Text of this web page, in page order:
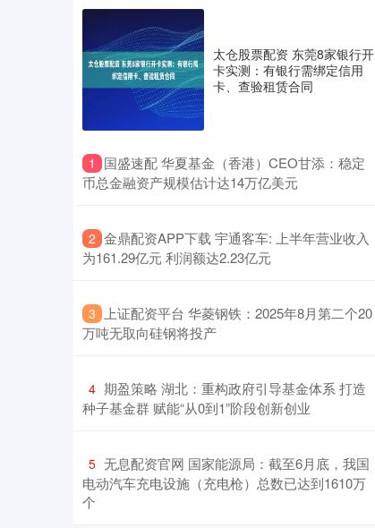
太仓股票配资 东莞8家银行开
卡实测：有银行需绑定信用
卡、查验租赁合同
1
​国盛速配 华夏基金（香港）CEO甘添：稳定
币总金融资产规模估计达14万亿美元
2 ​金鼎配资APP下载 宇通客车: 上半年营业收入
为161.29亿元 利润额达2.23亿元
3
​上证配资平台 华菱钢铁：2025年8月第二个20
万吨无取向硅钢将投产
4 ​期盈策略 湖北：重构政府引导基金体系 打造
种子基金群 赋能“从0到1”阶段创新创业
5 ​无息配资官网 国家能源局：截至6月底，我国
电动汽车充电设施（充电枪）总数已达到1610万
个